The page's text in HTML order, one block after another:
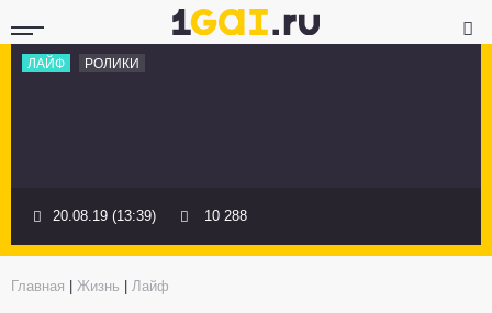
ЛАЙФ РОЛИКИ
20.08.19 (13:39) 10 288
Главная Жизнь Лайф